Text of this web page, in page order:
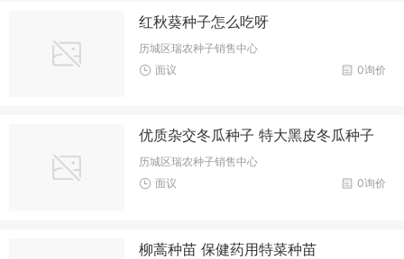
红秋葵种子怎么吃呀
历城区瑞农种子销售中心
0询价
面议
优质杂交冬瓜种子 特大黑皮冬瓜种子
历城区瑞农种子销售中心
0询价
面议
柳蒿种苗 保健药用特菜种苗